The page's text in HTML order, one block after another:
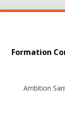
Formation
Ambition